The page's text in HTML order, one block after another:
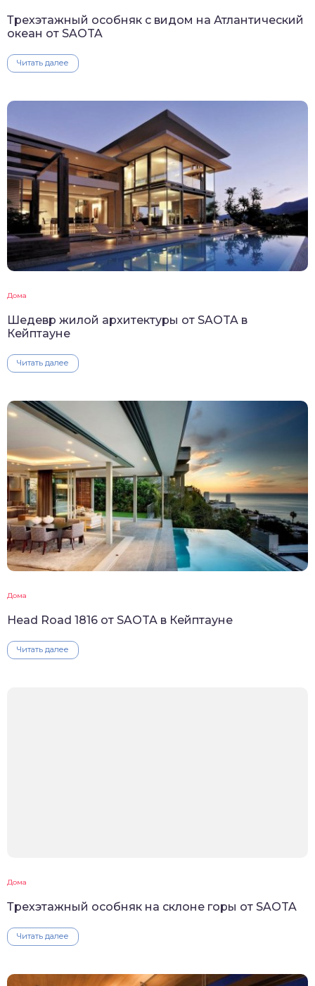
Трехэтажный особняк с видом на Атлантический
океан от SAOTA
Читать далее
Дома
Шедевр жилой архитектуры от SAOTA в
Кейптауне
Читать далее
Дома
Head Road 1816 от SAOTA в Кейптауне
Читать далее
Дома
Трехэтажный особняк на склоне горы от SAOTA
Читать далее